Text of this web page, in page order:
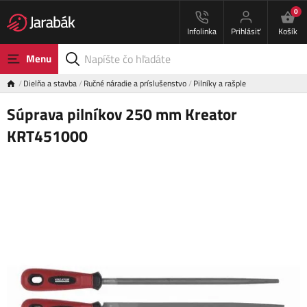
Infolinka Prihlásiť
0
Košík
Menu
Dielňa a stavba Ručné náradie a príslušenstvo Pilníky a rašple
Súprava pilníkov 250 mm Kreator
KRT451000